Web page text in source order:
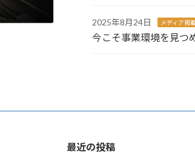
2025年8月24日 メディア掲
今こそ事業環境を見つ
最近の投稿